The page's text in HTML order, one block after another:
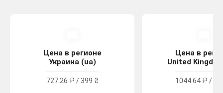
Цена в регионе
Украина (ua)
727.26 ₽ / 399 ₴
Цена в
United
1044.64 ₽ /